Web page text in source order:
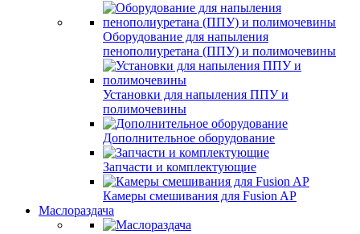
Оборудование для напыления
пенополиуретана (ППУ) и полимочевины
Установки для напыления ППУ и
полимочевины
Дополнительное оборудование
Запчасти и комплектующие
Камеры смешивания для Fusion AP
Маслораздача